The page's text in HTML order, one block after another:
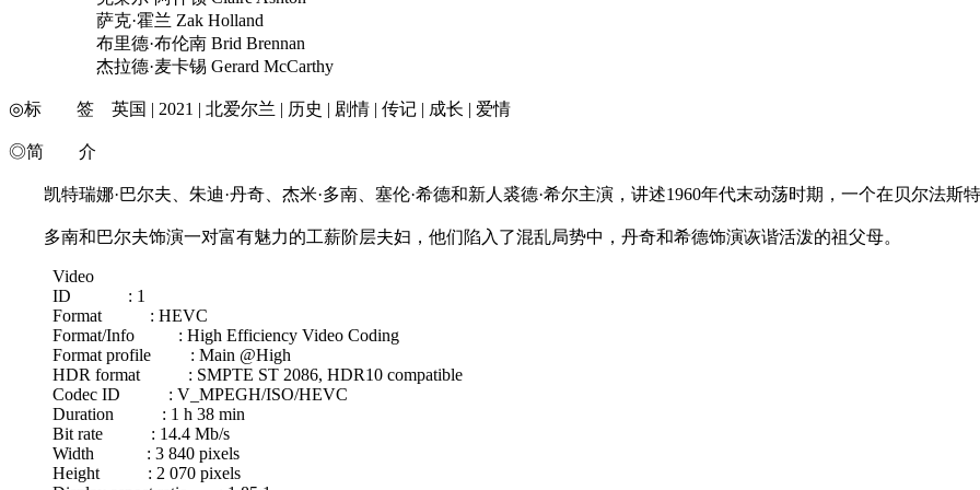
萨克·霍兰 Zak Holland
布里德·布伦南 Brid Brennan
杰拉德·麦卡锡 Gerard McCarthy
◎标 签 英国 | 2021 | 北爱尔兰 | 历史 | 剧情 | 传记 | 成长 | 爱情
◎简 介
凯特瑞娜·巴尔夫、朱迪·丹奇、杰米·多南、塞伦·希德和新人裘德·希尔主演，讲述1960年代末动荡时期，一个在贝尔法斯特
多南和巴尔夫饰演一对富有魅力的工薪阶层夫妇，他们陷入了混乱局势中，丹奇和希德饰演诙谐活泼的祖父母。
Video
ID : 1
Format : HEVC
Format/Info : High Efficiency Video Coding
Format profile : Main @High
HDR format : SMPTE ST 2086, HDR10 compatible
Codec ID : V_MPEGH/ISO/HEVC
Duration : 1 h 38 min
Bit rate : 14.4 Mb/s
Width : 3 840 pixels
Height : 2 070 pixels